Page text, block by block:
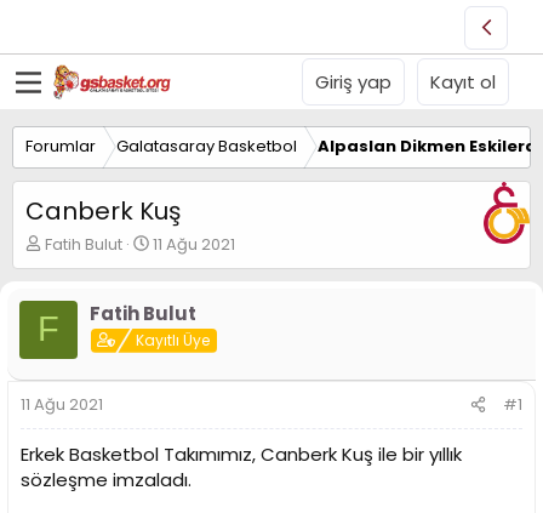
Giriş yap Kayıt ol
Forumlar Galatasaray Basketbol Alpaslan Dikmen
Canberk Kuş
K
o
u
y
B
a
ş
a
t
Fatih Bulut
B
a
l
a
n
g
a
r
11 Ağu 2021
F Fatih Bulut
Kayıtlı Üye
11 Ağu 2021 #1
Erkek Basketbol Takımımız, Canberk Kuş ile bir yıllık
sözleşme imzaladı.